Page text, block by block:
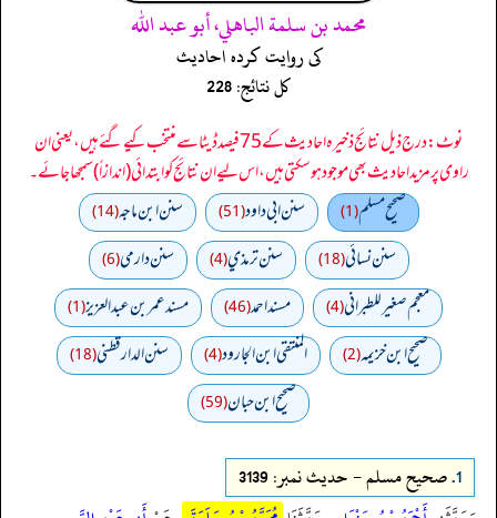
محمد بن سلمة الباهلي، أبو عبد الله
کی روایت کردہ احادیث
کل نتائج: 228
نوٹ: درج ذیل نتائج ذخیرہ احادیث کے 75 فیصد ڈیٹا سے منتخب کیے گئے ہیں، یعنی ان
راوی پر مزید احادیث بھی موجود ہو سکتی ہیں، اس لیے ان نتائج کو ابتدائی (اندازاً) سمجھا جائے۔
صحيح مسلم(1) سنن ابي داود(51) سنن ابن ماجه(14)
سنن نسائي(18) سنن ترمذي(4) سنن دارمي(6)
معجم صغير للطبراني(4) مسند احمد(46) مسند عمر بن عبد العزيز(1)
صحيح ابن خزيمه(2) المنتقى ابن الجارود(4) سنن الدارقطني(18)
صحیح ابن حبان(59)
1. صحيح مسلم - حدیث نمبر: 3139